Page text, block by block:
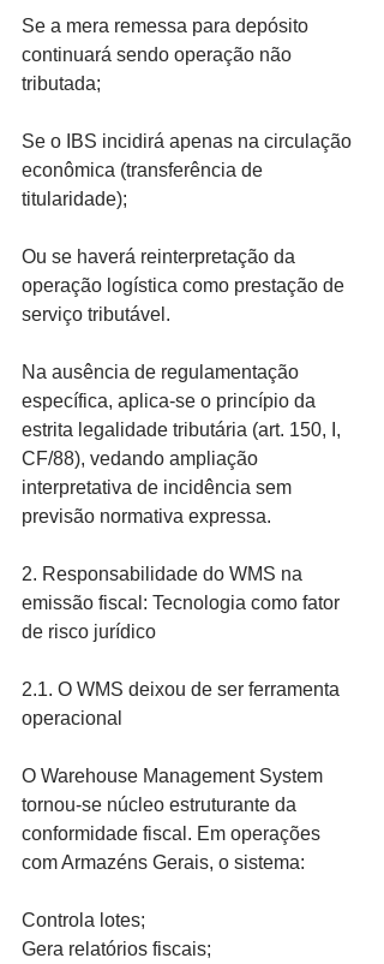
Se a mera remessa para depósito
continuará sendo operação não
tributada;
Se o IBS incidirá apenas na circulação
econômica (transferência de
titularidade);
Ou se haverá reinterpretação da
operação logística como prestação de
serviço tributável.
Na ausência de regulamentação
específica, aplica-se o princípio da
estrita legalidade tributária (art. 150, I,
CF/88), vedando ampliação
interpretativa de incidência sem
previsão normativa expressa.
2. Responsabilidade do WMS na
emissão fiscal: Tecnologia como fator
de risco jurídico
2.1. O WMS deixou de ser ferramenta
operacional
O Warehouse Management System
tornou-se núcleo estruturante da
conformidade fiscal. Em operações
com Armazéns Gerais, o sistema:
Controla lotes;
Gera relatórios fiscais;